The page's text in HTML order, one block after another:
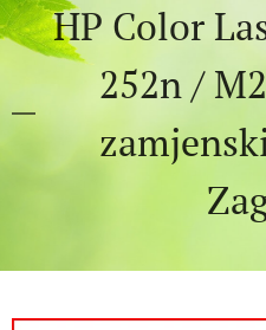
HP Color
252n /